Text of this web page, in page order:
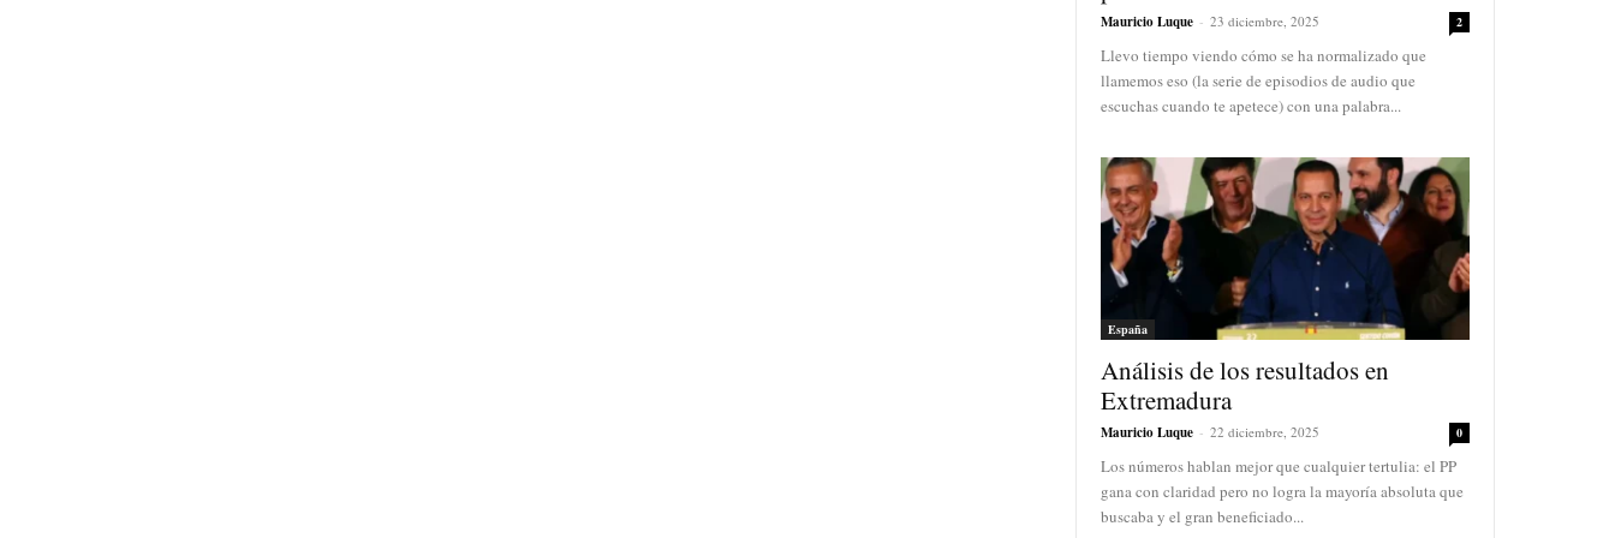
Mauricio Luque - 23 diciembre, 2025 2
Llevo tiempo viendo cómo se ha normalizado que
llamemos eso (la serie de episodios de audio que
escuchas cuando te apetece) con una palabra...
España
Análisis de los resultados en
Extremadura
Mauricio Luque - 22 diciembre, 2025 0
Los números hablan mejor que cualquier tertulia: el PP
gana con claridad pero no logra la mayoría absoluta que
buscaba y el gran beneficiado...